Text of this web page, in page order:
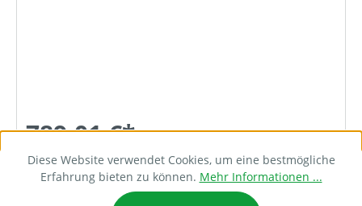
789,01 €*
DETAILS
Diese Website verwendet Cookies, um eine bestmögliche
Erfahrung bieten zu können. Mehr Informationen ...